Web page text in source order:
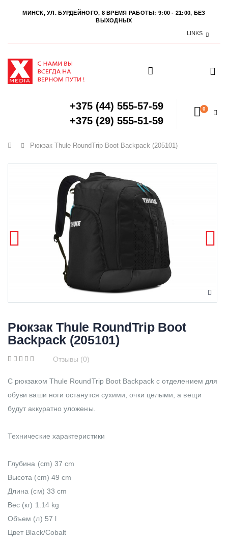
МИНСК, УЛ. БУРДЕЙНОГО, 8 ВРЕМЯ РАБОТЫ: 9:00 - 21:00, БЕЗ
ВЫХОДНЫХ
LINKS
+375 (44) 555-57-59
+375 (29) 555-51-59
0
Главная
Рюкзак Thule RoundTrip Boot Backpack (205101)
Рюкзак Thule RoundTrip Boot
Backpack (205101)
Отзывы (0)
С рюкзаком Thule RoundTrip Boot Backpack с отделением для
обуви ваши ноги останутся сухими, очки целыми, а вещи
будут аккуратно уложены.
Технические характеристики
Глубина (cm) 37 cm
Высота (cm) 49 cm
Длина (см) 33 cm
Вес (кг) 1.14 kg
Объем (л) 57 l
Цвет Black/Cobalt